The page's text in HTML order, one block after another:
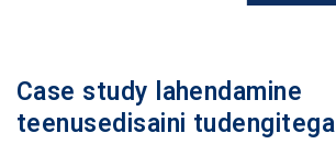
Case study lahendamine
teenusedisaini tudengitega